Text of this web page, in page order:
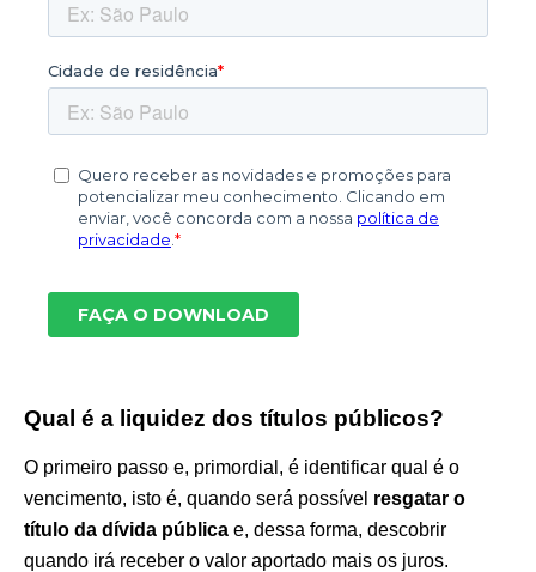
Qual é a liquidez dos títulos públicos?
O primeiro passo e, primordial, é identificar qual é o
vencimento, isto é, quando será possível resgatar o
título da dívida pública e, dessa forma, descobrir
quando irá receber o valor aportado mais os juros.